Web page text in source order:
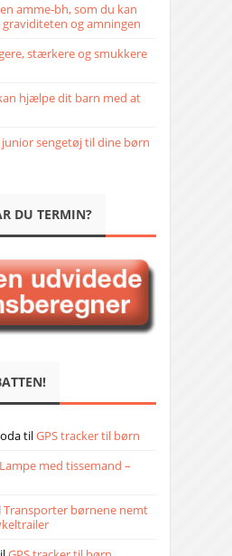
amme-bh, som du kan
og amningen
stærkere og smukkere
hjælpe dit barn med at
sengetøj til dine børn
DU TERMIN?
tilGPS tracker til børn
Lampe med tissemand –
Transporter børnene nemt